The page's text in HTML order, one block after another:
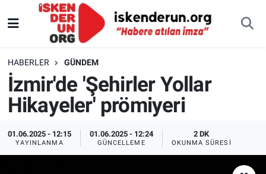
HABERLER GÜNDEM
İzmir'de 'Şehirler Yollar
Hikayeler' prömiyeri
01.06.2025 - 12:15
YAYINLANMA
01.06.2025 - 12:24
GÜNCELLEME
2 DK
OKUNMA SÜRESI